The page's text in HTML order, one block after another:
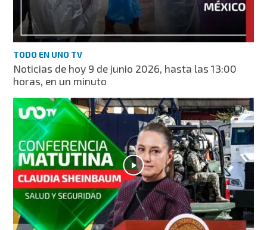
TODO EN UNO TV
Noticias de hoy 9 de junio 2026, hasta las 13:00
horas, en un minuto